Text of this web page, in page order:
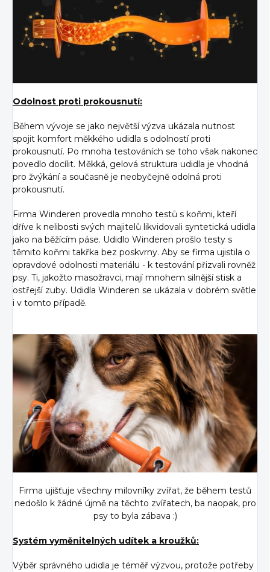
Odolnost proti prokousnutí:
Během vývoje se jako největší výzva ukázala nutnost
spojit komfort měkkého udidla s odolností proti
prokousnutí. Po mnoha testováních se toho však nakonec
povedlo docílit. Měkká, gelová struktura udidla je vhodná
pro žvýkání a současně je neobyčejně odolná proti
prokousnutí.
Firma Winderen provedla mnoho testů s koňmi, kteří
dříve k nelibosti svých majitelů likvidovali syntetická udidla
jako na běžícím páse. Udidlo Winderen prošlo testy s
těmito koňmi takřka bez poskvrny. Aby se firma ujistila o
opravdové odolnosti materiálu - k testování přizvali rovněž
psy. Ti, jakožto masožravci, mají mnohem silnější stisk a
ostřejší zuby. Udidla Winderen se ukázala v dobrém světle
i v tomto případě.
Firma ujišťuje všechny milovníky zvířat, že během testů
nedošlo k žádné újmě na těchto zvířatech, ba naopak, pro
psy to byla zábava :)
Systém vyměnitelných udítek a kroužků:
Výběr správného udidla je téměř výzvou, protože potřeby